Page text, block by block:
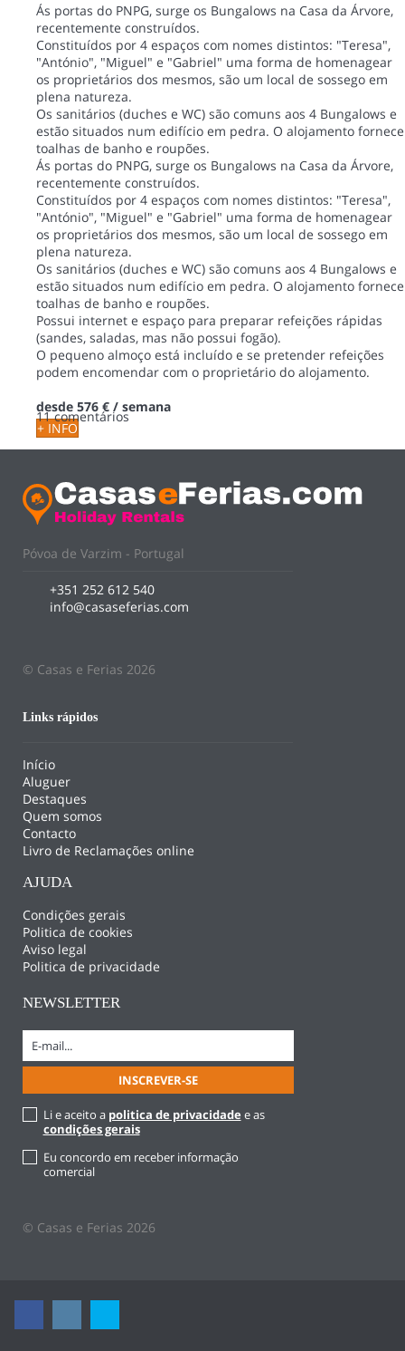
Ás portas do PNPG, surge os Bungalows na Casa da Árvore,
recentemente construídos.
Constituídos por 4 espaços com nomes distintos: "Teresa",
"António", "Miguel" e "Gabriel" uma forma de homenagear
os proprietários dos mesmos, são um local de sossego em
plena natureza.
Os sanitários (duches e WC) são comuns aos 4 Bungalows e
estão situados num edifício em pedra. O alojamento fornece
toalhas de banho e roupões.
Ás portas do PNPG, surge os Bungalows na Casa da Árvore,
recentemente construídos.
Constituídos por 4 espaços com nomes distintos: "Teresa",
"António", "Miguel" e "Gabriel" uma forma de homenagear
os proprietários dos mesmos, são um local de sossego em
plena natureza.
Os sanitários (duches e WC) são comuns aos 4 Bungalows e
estão situados num edifício em pedra. O alojamento fornece
toalhas de banho e roupões.
Possui internet e espaço para preparar refeições rápidas
(sandes, saladas, mas não possui fogão).
O pequeno almoço está incluído e se pretender refeições
podem encomendar com o proprietário do alojamento.
11 comentários
desde 576 € / semana
+ INFO
Póvoa de Varzim - Portugal
+351 252 612 540
info@casaseferias.com
© Casas e Ferias 2026
Links rápidos
Início
Aluguer
Destaques
Quem somos
Contacto
Livro de Reclamações online
AJUDA
Condições gerais
Politica de cookies
Aviso legal
Politica de privacidade
NEWSLETTER
Li e aceito a politica de privacidade e as
condições gerais
Eu concordo em receber informação
comercial
© Casas e Ferias 2026